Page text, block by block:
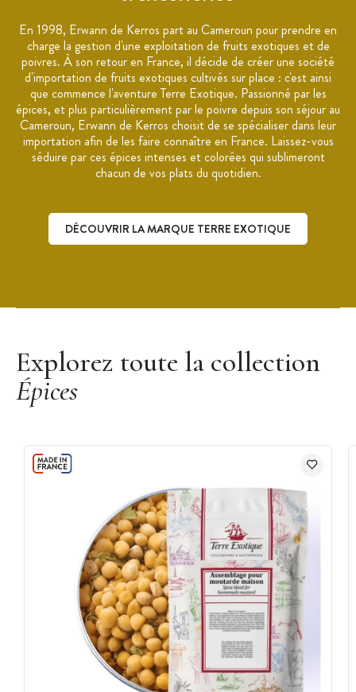
En 1998, Erwann de Kerros part au Cameroun pour prendre en
charge la gestion d'une exploitation de fruits exotiques et de
poivres. À son retour en France, il décide de créer une société
d'importation de fruits exotiques cultivés sur place : c'est ainsi
que commence l'aventure Terre Exotique. Passionné par les
épices, et plus particulièrement par le poivre depuis son séjour au
Cameroun, Erwann de Kerros choisit de se spécialiser dans leur
importation afin de les faire connaître en France. Laissez-vous
séduire par ces épices intenses et colorées qui sublimeront
chacun de vos plats du quotidien.
DÉCOUVRIR LA MARQUE TERRE EXOTIQUE
Explorez toute la collection
Épices